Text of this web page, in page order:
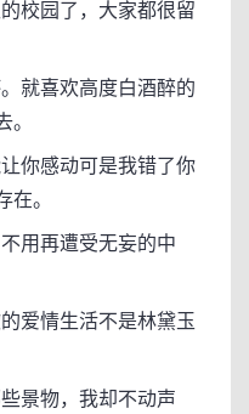
校园了，大家都很留
就喜欢高度白酒醉的
。
你感动可是我错了你
在。
用再遭受无妄的中
爱情生活不是林黛玉
景物，我却不动声